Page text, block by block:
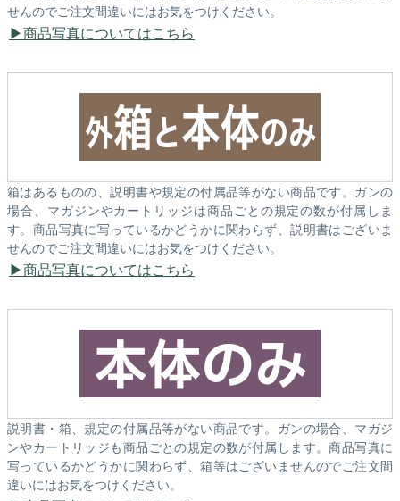
せんのでご注文間違いにはお気をつけください。
商品写真についてはこちら
箱はあるものの、説明書や規定の付属品等がない商品です。ガンの
場合、マガジンやカートリッジは商品ごとの規定の数が付属しま
す。商品写真に写っているかどうかに関わらず、説明書はございま
せんのでご注文間違いにはお気をつけください。
商品写真についてはこちら
説明書・箱、規定の付属品等がない商品です。ガンの場合、マガジ
ンやカートリッジも商品ごとの規定の数が付属します。商品写真に
写っているかどうかに関わらず、箱等はございませんのでご注文間
違いにはお気をつけください。